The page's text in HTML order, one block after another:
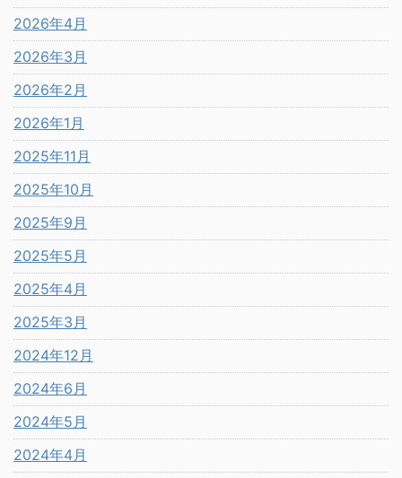
2026年4月
2026年3月
2026年2月
2026年1月
2025年11月
2025年10月
2025年9月
2025年5月
2025年4月
2025年3月
2024年12月
2024年6月
2024年5月
2024年4月